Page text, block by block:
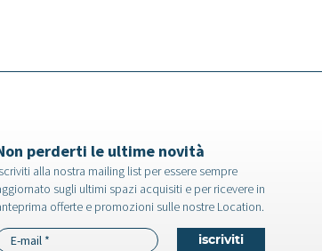
perderti le ultime novità
alla nostra mailing list per essere sempre
sugli ultimi spazi acquisiti e per ricevere in
offerte e promozioni sulle nostre Location.